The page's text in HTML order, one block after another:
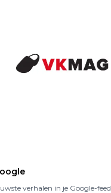
verhalen in je Google-feed